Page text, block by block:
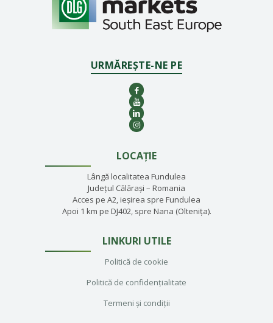
URMĂREȘTE-NE PE
LOCAȚIE
Lângă localitatea Fundulea
Județul Călărași – Romania
Acces pe A2, ieșirea spre Fundulea
Apoi 1 km pe DJ402, spre Nana (Oltenița).
LINKURI UTILE
Politică de cookie
Politică de confidențialitate
Termeni și condiții